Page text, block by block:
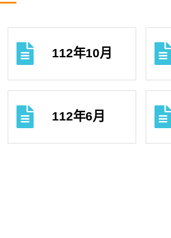
112年10月
112年6月